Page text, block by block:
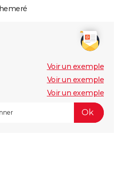
Voir un exemple
Voir un exemple
Voir un exemple